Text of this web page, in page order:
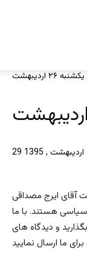
اردیبهشت
29 اردیبهشت , 1395
آقای ایرج مصداقی
هستند. با ما
و دیدگاه های